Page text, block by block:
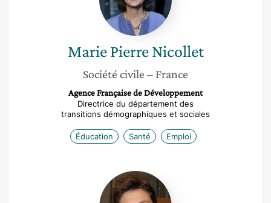
Marie Pierre Nicollet
Société civile – France
Agence Française de Développement
Directrice du département des
transitions démographiques et sociales
Éducation Santé Emploi
Bénédicte
Brusset